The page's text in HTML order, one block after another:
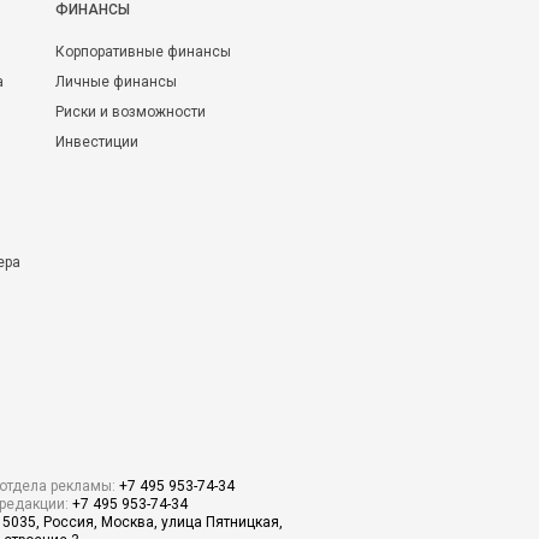
ФИНАНСЫ
Корпоративные финансы
Личные финансы
Риски и возможности
Инвестиции
рекламы: +7 495 953-74-34
+7 495 953-74-34
Россия, Москва, улица Пятницкая,